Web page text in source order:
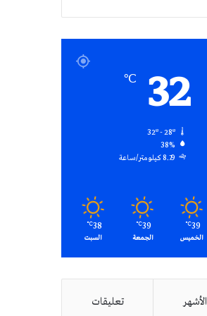
32
℃
38%
8.79 كيلومتر/ساعة
39
℃
الخميس
39
℃
الجمعة
38
℃
السبت
الأشهر تعليقات